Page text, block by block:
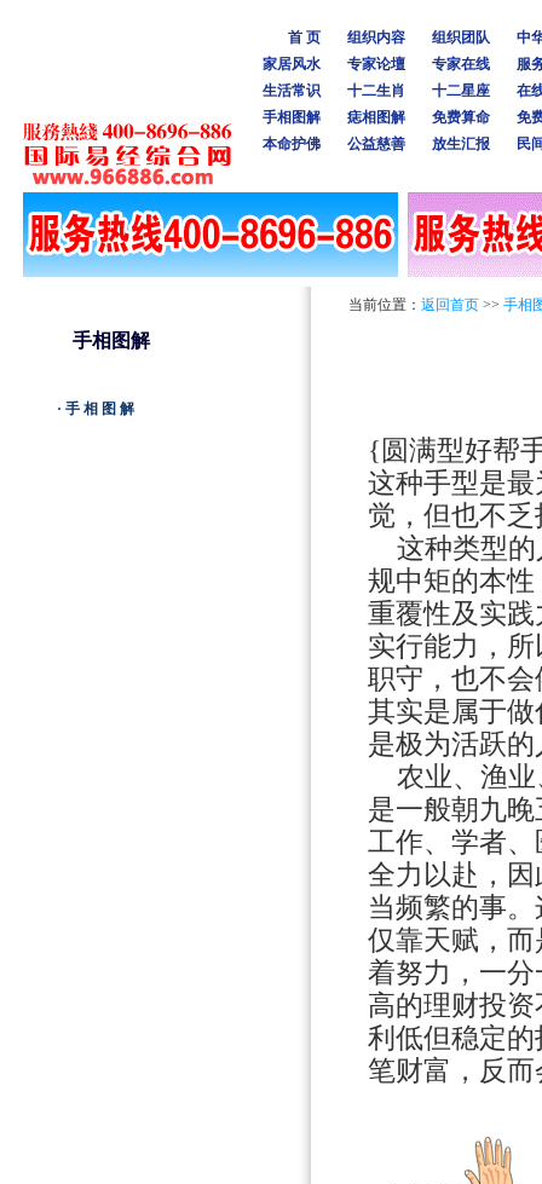
首 页 组织内容 组织团队
中
家居风水
专家论壇 专家在线
服
生活常识
十二生肖 十二星座
在
手相图解
痣相图解 免费算命
免
本命护佛
公益慈善 放生汇报 民
手相图解
·手相图解
当前位置： 返回首页 >> 手相
{圆满型好帮
这种手型是
觉，但也不
这种类型的
规中矩的本
重覆性及实
实行能力，
职守，也不
其实是属于
是极为活跃的
农业、渔业
是一般朝九
工作、学者
全力以赴，
当频繁的事
仅靠天赋，
着努力，一
高的理财投
利低但稳定
笔财富，反